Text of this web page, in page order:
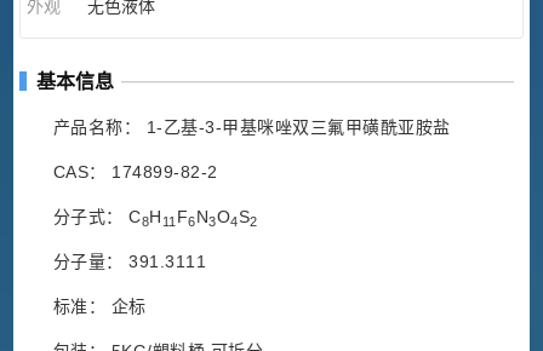
外观 无色液体
基本信息
产品名称： 1-乙基-3-甲基咪唑双三氟甲磺酰亚胺盐
CAS： 174899-82-2
分子式： C8H 11 F6N3O4S2
分子量： 391.3111
标准： 企标